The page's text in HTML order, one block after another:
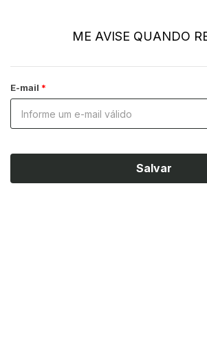
ME AVISE QUANDO
E-mail
Salvar